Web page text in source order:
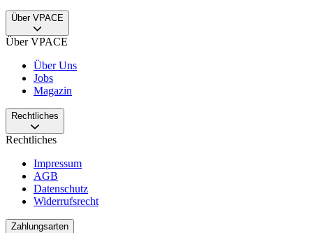
Über VPACE
Über VPACE
Über Uns
Jobs
Magazin
Rechtliches
Rechtliches
Impressum
AGB
Datenschutz
Widerrufsrecht
Zahlungsarten